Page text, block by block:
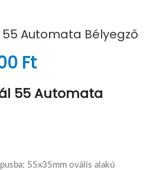
Automata Bélyegző
Ft
55 Automata
55x35mm ovális alakú